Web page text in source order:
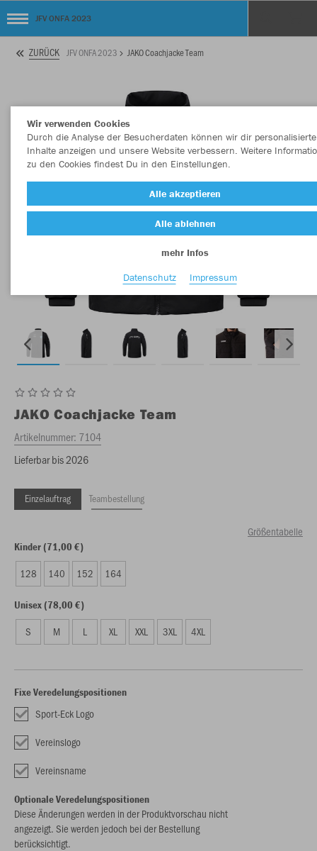
JFV ONFA 2023
ZURÜCK JFV ONFA 2023 JAKO Coachjacke Team
JAKO Coachjacke Team
Artikelnummer: 7104
Lieferbar bis 2026
Einzelauftrag Teambestellung
Größentabelle
Kinder (71,00 €)
128 140 152 164
Unisex (78,00 €)
S M L XL XXL 3XL 4XL
Fixe Veredelungspositionen
Sport-Eck Logo
Vereinslogo
Vereinsname
Optionale Veredelungspositionen
Diese Änderungen werden in der Produktvorschau nicht
angezeigt. Sie werden jedoch bei der Bestellung
berücksichtigt.
Wir verwenden Cookies
Durch die Analyse der Besucherdaten können wir dir personalisierte
Inhalte anzeigen und unsere Website verbessern. Weitere
zu den Cookies findest Du in den Einstellungen.
Alle akzeptieren
Alle ablehnen
mehr Infos
Datenschutz
Impressum